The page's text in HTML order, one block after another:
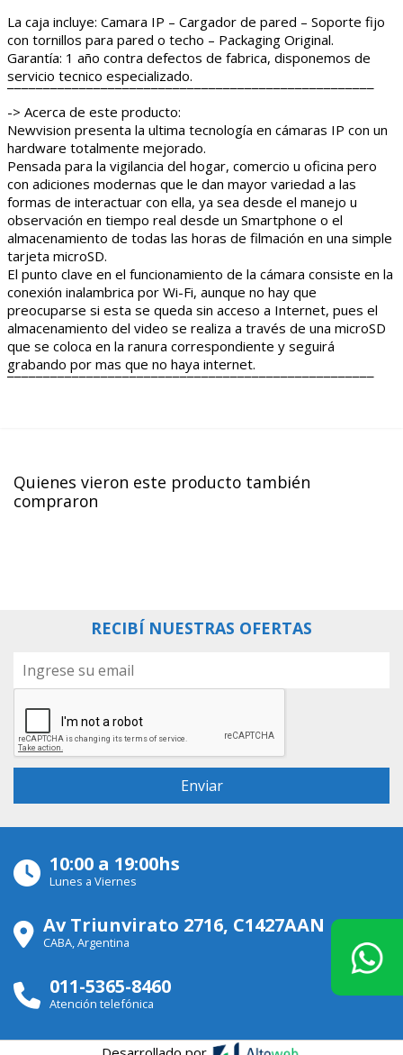
La caja incluye: Camara IP – Cargador de pared – Soporte fijo
con tornillos para pared o techo – Packaging Original.
Garantía: 1 año contra defectos de fabrica, disponemos de
servicio tecnico especializado.
¯¯¯¯¯¯¯¯¯¯¯¯¯¯¯¯¯¯¯¯¯¯¯¯¯¯¯¯¯¯¯¯¯¯¯¯¯¯¯¯¯¯¯¯¯¯¯¯¯¯¯
-> Acerca de este producto:
Newvision presenta la ultima tecnología en cámaras IP con un
hardware totalmente mejorado.
Pensada para la vigilancia del hogar, comercio u oficina pero
con adiciones modernas que le dan mayor variedad a las
formas de interactuar con ella, ya sea desde el manejo u
observación en tiempo real desde un Smartphone o el
almacenamiento de todas las horas de filmación en una simple
tarjeta microSD.
El punto clave en el funcionamiento de la cámara consiste en la
conexión inalambrica por Wi-Fi, aunque no hay que
preocuparse si esta se queda sin acceso a Internet, pues el
almacenamiento del video se realiza a través de una microSD
que se coloca en la ranura correspondiente y seguirá
grabando por mas que no haya internet.
¯¯¯¯¯¯¯¯¯¯¯¯¯¯¯¯¯¯¯¯¯¯¯¯¯¯¯¯¯¯¯¯¯¯¯¯¯¯¯¯¯¯¯¯¯¯¯¯¯¯¯
Quienes vieron este producto también
compraron
RECIBÍ NUESTRAS OFERTAS
10:00 a 19:00hs
Lunes a Viernes
Av Triunvirato 2716, C1427AAN
CABA, Argentina
011-5365-8460
Atención telefónica